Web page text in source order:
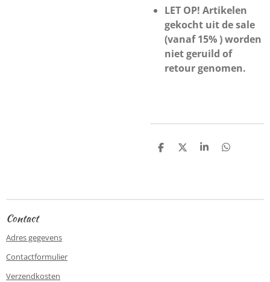
LET OP! Artikelen
gekocht uit de sale
(vanaf 15% ) worden
niet geruild of
retour genomen.
D
D
S
D
Contact
Adres gegevens
Contactformulier
Verzendkosten